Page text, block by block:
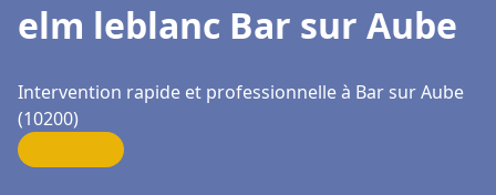
elm leblanc Bar sur Aube
Intervention rapide et professionnelle à Bar sur Aube
(10200)